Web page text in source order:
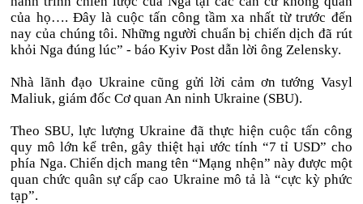
của họ…. Đây là cuộc tấn công tầm xa nhất từ trước đến
nay của chúng tôi. Những người chuẩn bị chiến dịch đã rút
khỏi Nga đúng lúc” - báo Kyiv Post dẫn lời ông Zelensky.
Nhà lãnh đạo Ukraine cũng gửi lời cảm ơn tướng Vasyl
Maliuk, giám đốc Cơ quan An ninh Ukraine (SBU).
Theo SBU, lực lượng Ukraine đã thực hiện cuộc tấn công
quy mô lớn kể trên, gây thiệt hại ước tính “7 tỉ USD” cho
phía Nga. Chiến dịch mang tên “Mạng nhện” này được một
quan chức quân sự cấp cao Ukraine mô tả là “cực kỳ phức
tạp”.